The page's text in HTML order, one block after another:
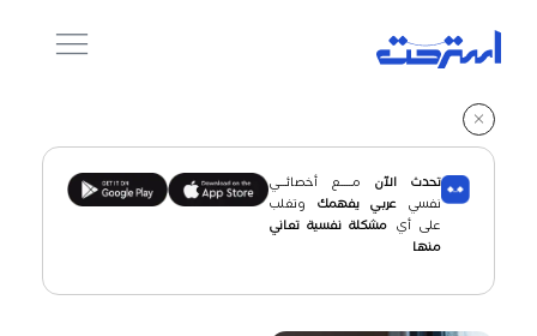
تحدث الآن
مـــــع أخصائـــي
نفسي عربـي يفهمك
وتغلب
على أي مشكلة نفسية تعاني
منها